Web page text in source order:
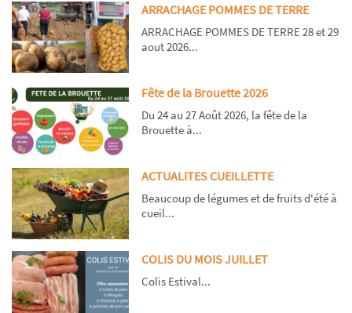
ARRACHAGE POMMES DE TERRE
ARRACHAGE POMMES DE TERRE 28 et 29
aout 2026...
Fête de la Brouette 2026
Du 24 au 27 Août 2026, la fête de la
Brouette à...
ACTUALITES CUEILLETTE
Beaucoup de légumes et de fruits d'été à
cueil...
COLIS DU MOIS JUILLET
Colis Estival...